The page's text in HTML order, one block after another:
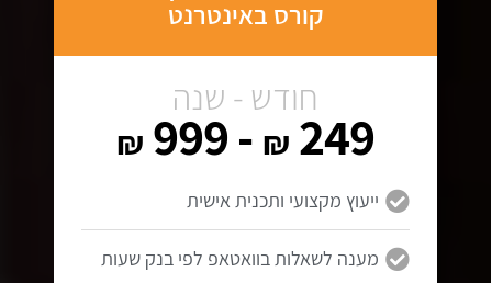
קורס באינטרנט
חודש - שנה
249
₪
- 999
₪
ייעוץ מקצועי ותכנית אישית
מענה לשאלות בוואטאפ לפי בנק שעות